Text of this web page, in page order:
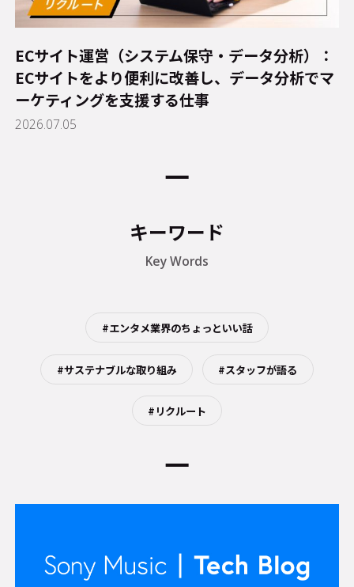
ECサイト運営（システム保守・データ分析）：
ECサイトをより便利に改善し、データ分析でマ
ーケティングを支援する仕事
2026.07.05
キーワード
Key Words
#エンタメ業界のちょっといい話
#サステナブルな取り組み #スタッフが語る
#リクルート